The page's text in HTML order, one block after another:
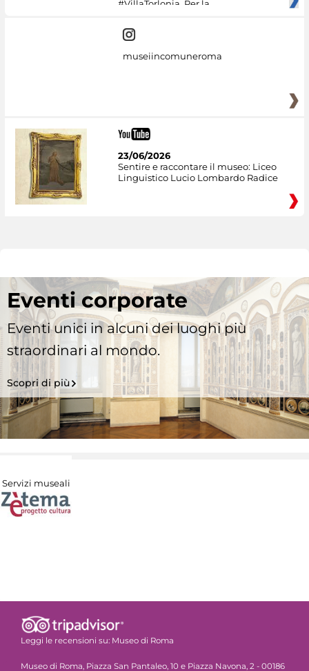
#VillaTorlonia. Per la
museiincomuneroma
23/06/2026
Sentire e raccontare il museo: Liceo
Linguistico Lucio Lombardo Radice
Eventi corporate
Eventi unici in alcuni dei luoghi più
straordinari al mondo.
Scopri di più
Servizi museali
Leggi le recensioni su: Museo di Roma
Museo di Roma, Piazza San Pantaleo, 10 e Piazza Navona, 2 - 00186